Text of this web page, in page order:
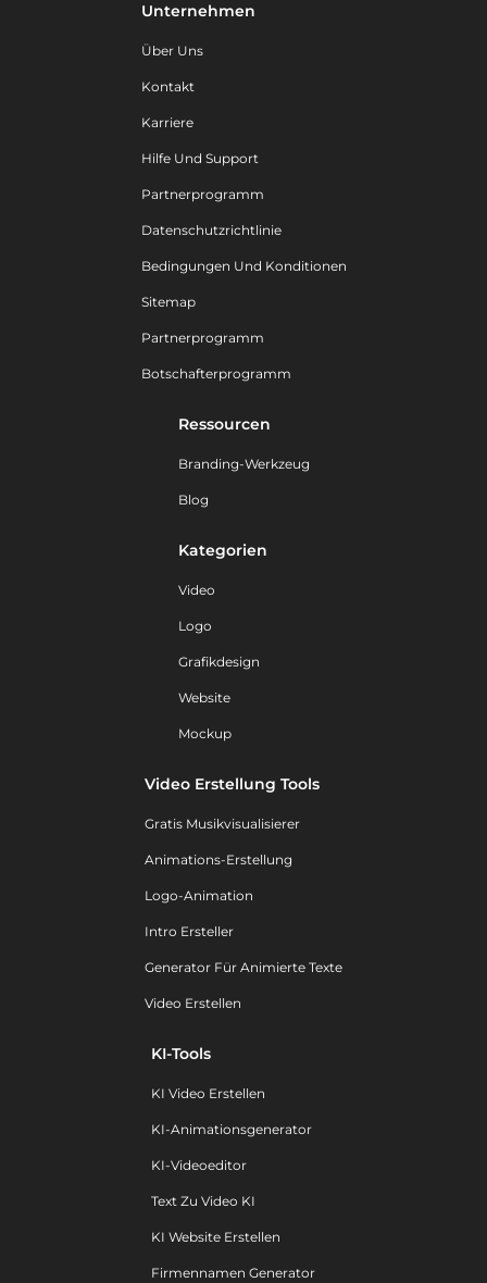
Unternehmen
Über Uns
Kontakt
Karriere
Hilfe Und Support
Partnerprogramm
Datenschutzrichtlinie
Bedingungen Und Konditionen
Sitemap
Partnerprogramm
Botschafterprogramm
Ressourcen
Branding-Werkzeug
Blog
Kategorien
Video
Logo
Grafikdesign
Website
Mockup
Video Erstellung Tools
Gratis Musikvisualisierer
Animations-Erstellung
Logo-Animation
Intro Ersteller
Generator Für Animierte Texte
Video Erstellen
KI-Tools
KI Video Erstellen
KI-Animationsgenerator
KI-Videoeditor
Text Zu Video KI
KI Website Erstellen
Firmennamen Generator